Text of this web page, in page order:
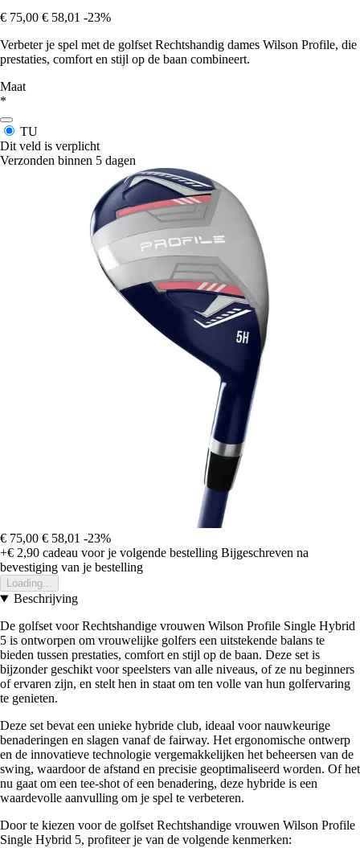
€ 75,00 € 58,01 -23%
Verbeter je spel met de golfset Rechtshandig dames Wilson Profile, die
prestaties, comfort en stijl op de baan combineert.
Maat
*
TU
Dit veld is verplicht
Verzonden binnen 5 dagen
€ 75,00 € 58,01 -23%
+€ 2,90 cadeau voor je volgende bestelling Bijgeschreven na
bevestiging van je bestelling
Loading...
Beschrijving
De golfset voor Rechtshandige vrouwen Wilson Profile Single Hybrid
5 is ontworpen om vrouwelijke golfers een uitstekende balans te
bieden tussen prestaties, comfort en stijl op de baan. Deze set is
bijzonder geschikt voor speelsters van alle niveaus, of ze nu beginners
of ervaren zijn, en stelt hen in staat om ten volle van hun golfervaring
te genieten.
Deze set bevat een unieke hybride club, ideaal voor nauwkeurige
benaderingen en slagen vanaf de fairway. Het ergonomische ontwerp
en de innovatieve technologie vergemakkelijken het beheersen van de
swing, waardoor de afstand en precisie geoptimaliseerd worden. Of het
nu gaat om een tee-shot of een benadering, deze hybride is een
waardevolle aanvulling om je spel te verbeteren.
Door te kiezen voor de golfset Rechtshandige vrouwen Wilson Profile
Single Hybrid 5, profiteer je van de volgende kenmerken: